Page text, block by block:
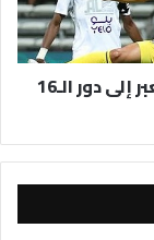
التعاون يفوز على الفيصلي برباعية ويعبر إلى دور الـ16